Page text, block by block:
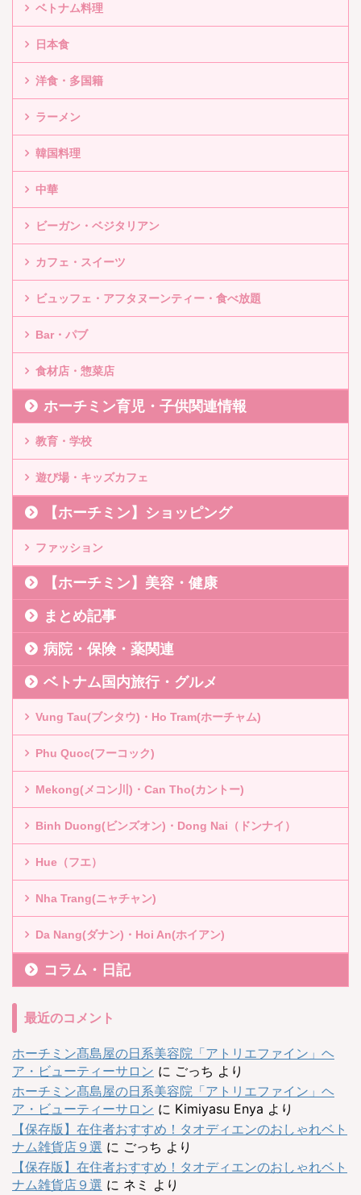
ベトナム料理
日本食
洋食・多国籍
ラーメン
韓国料理
中華
ビーガン・ベジタリアン
カフェ・スイーツ
ビュッフェ・アフタヌーンティー・食べ放題
Bar・パブ
食材店・惣菜店
ホーチミン育児・子供関連情報
教育・学校
遊び場・キッズカフェ
【ホーチミン】ショッピング
ファッション
【ホーチミン】美容・健康
まとめ記事
病院・保険・薬関連
ベトナム国内旅行・グルメ
Vung Tau(ブンタウ)・Ho Tram(ホーチャム)
Phu Quoc(フーコック)
Mekong(メコン川)・Can Tho(カントー)
Binh Duong(ビンズオン)・Dong Nai（ドンナイ）
Hue（フエ）
Nha Trang(ニャチャン)
Da Nang(ダナン)・Hoi An(ホイアン)
コラム・日記
最近のコメント
ホーチミン髙島屋の日系美容院「アトリエファイン」ヘ
ア・ビューティーサロン に ごっち より
ホーチミン髙島屋の日系美容院「アトリエファイン」ヘ
ア・ビューティーサロン に Kimiyasu Enya より
【保存版】在住者おすすめ！タオディエンのおしゃれベト
ナム雑貨店９選 に ごっち より
【保存版】在住者おすすめ！タオディエンのおしゃれベト
ナム雑貨店９選 に ネミ より